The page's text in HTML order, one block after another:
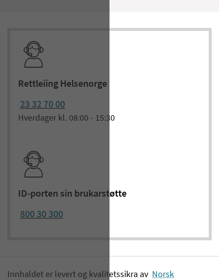
Rettleiing Helsenorge
23 32 70 00
Hverdager kl. 08:00 - 15:30
ID-porten sin brukarstøtte
800 30 300
Innhaldet er levert og kvalitetssikra av Norsk